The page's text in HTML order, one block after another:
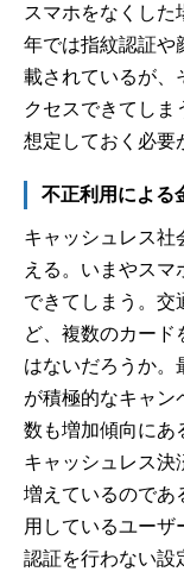
スマホをなくした
年では指紋認証や
載されているが、
クセスできてしま
想定しておく必要
不正利用による
キャッシュレス社
える。いまやスマ
できてしまう。交
ど、複数のカード
はないだろうか。
が積極的なキャン
数も増加傾向にあ
キャッシュレス決
増えているのであ
用しているユーザ
認証を行わない設